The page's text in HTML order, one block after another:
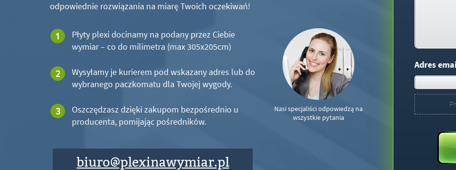
odpowiednie rozwiązania na miarę Twoich oczekiwań!
Płyty plexi docinamy na podany przez Ciebie
wymiar – co do milimetra (max 305x205cm)
Wysyłamy je kurierem pod wskazany adres lub do
wybranego paczkomatu dla Twojej wygody.
Oszczędzasz dzięki zakupom bezpośrednio u
producenta, pomijając pośredników.
biuro@plexinawymiar.pl
Nasi specjaliści odpowiedzą na
wszystkie pytania
Adres